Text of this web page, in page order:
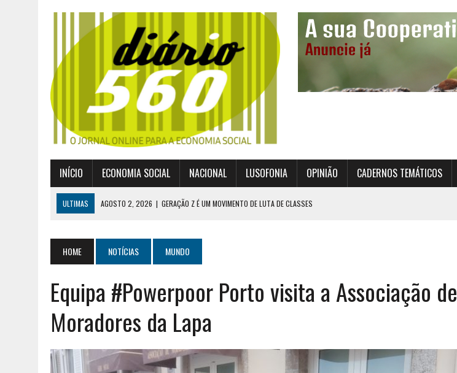
INÍCIO ECONOMIA SOCIAL NACIONAL LUSOFONIA OPINIÃO CADERNOS TEMÁTICOS
ULTIMAS AGOSTO 2, 2026 | GERAÇÃO Z É UM MOVIMENTO DE LUTA DE CLASSES
CASES DIVULGA ÚLTIMOS NÚMEROS DA DIGITALIZAÇÃO DAS COOPERATIVAS CREDENCIADAS
JULHO 26, 2026 | UM MARCO QUE REDEFINE O COOPERATIVISMO GLOBAL
AGOSTO 6, 2026
| UM ENTRE MUITOS
HOME NOTÍCIAS MUNDO
Equipa #Powerpoor Porto visita a Associação de
Moradores da Lapa